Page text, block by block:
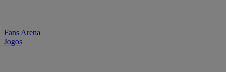
Fans Arena
Jogos